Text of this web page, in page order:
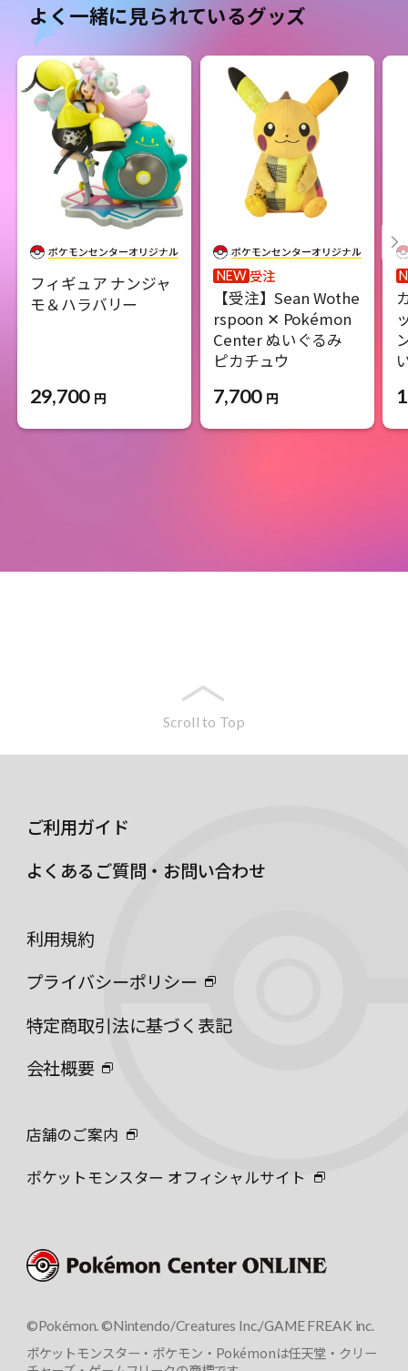
よく一緒に見られているグッズ
フィギュア ナンジャ
モ＆ハラバリー
29,700 円
NEW 受注
【受注】Sean Wothe
rspoon ✕ Pokémon
Center ぬいぐるみ
ピカチュウ
7,700 円
Scroll to Top
ご利用ガイド
よくあるご質問・お問い合わせ
利用規約
プライバシーポリシー
特定商取引法に基づく表記
会社概要
店舗のご案内
ポケットモンスター オフィシャルサイト
©Pokémon. ©Nintendo/Creatures Inc./GAME FREAK inc.
ポケットモンスター・ポケモン・Pokémonは任天堂・クリー